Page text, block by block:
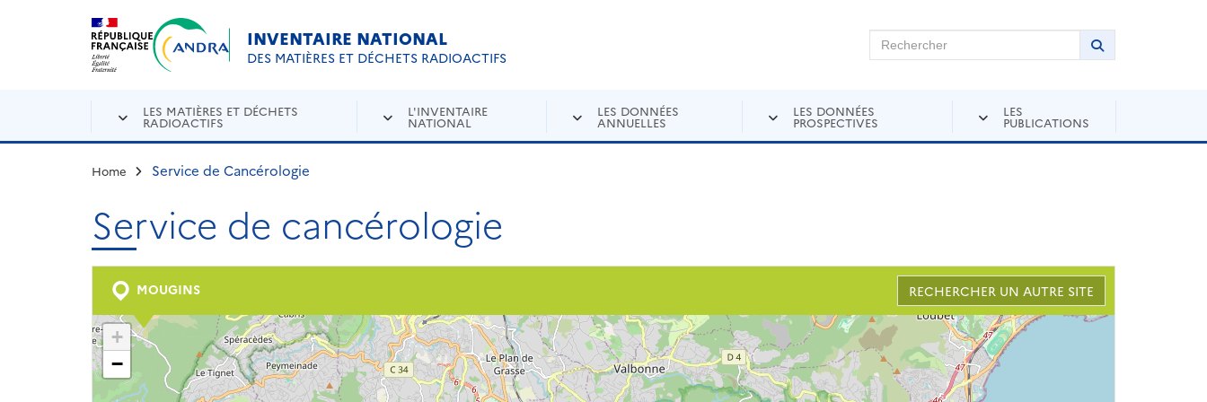
Aller au contenu principal
INVENTAIRE NATIONAL
DES MATIÈRES ET DÉCHETS RADIOACTIFS
Rechercher sur Andra Inventaire Rechercher
Lancer la
LES MATIÈRES ET DÉCHETS
RADIOACTIFS
L'INVENTAIRE
NATIONAL
LES DONNÉES
ANNUELLES
LES DONNÉES
PROSPECTIVES
LES
PUBLICATIONS
Home Service de Cancérologie
Service de cancérologie
MOUGINS RECHERCHER UN AUTRE SITE
+
−